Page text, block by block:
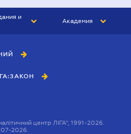
и
Академия
центр ЛІГА", 1991-2026.
2026.